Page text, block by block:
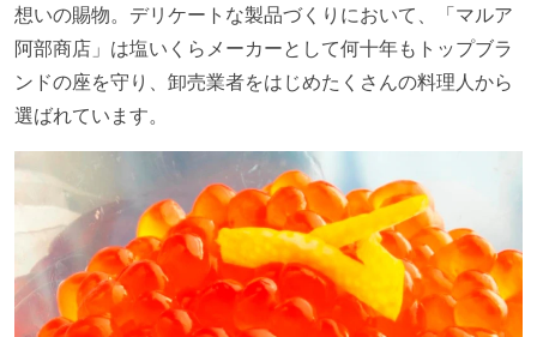
想いの賜物。デリケートな製品づくりにおいて、「マルア
阿部商店」は塩いくらメーカーとして何十年もトップブラ
ンドの座を守り、卸売業者をはじめたくさんの料理人から
選ばれています。